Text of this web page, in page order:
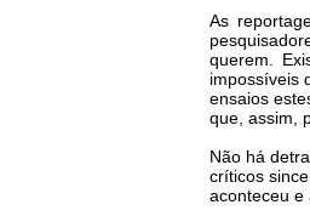
As
querem.
impossíveis
ensaios
que, assim,
Não há
críticos
aconteceu e